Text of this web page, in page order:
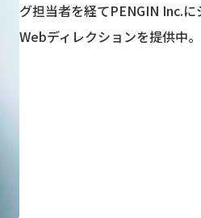
グ担当者を経てPENGIN Inc.
Webディレクションを提供中。